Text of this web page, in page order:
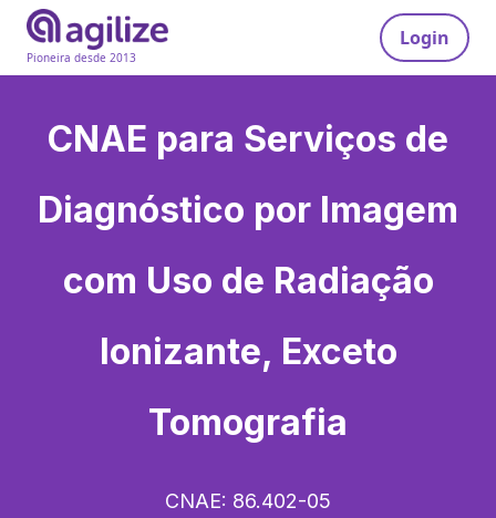
Pioneira desde 2013
Login
CNAE para Serviços de
Diagnóstico por Imagem
com Uso de Radiação
Ionizante, Exceto
Tomografia
CNAE: 86.402-05